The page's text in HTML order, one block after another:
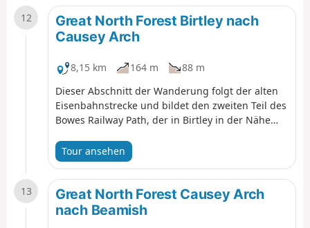
12
Great North Forest Birtley nach
Causey Arch
8,15 km 164 m
88 m
Dieser Abschnitt der Wanderung folgt der alten
Eisenbahnstrecke und bildet den zweiten Teil des
Bowes Railway Path, der in Birtley in der Nähe
Flaschenzügen, mit denen Kohlewaggons
bergauf gezogen wurden) beginnt und durch
offenes Ackerland zum Tanfield Railway und
Causey Arch, der ältesten noch erhaltenen
Eisenbahnbrücke mit einer einzigen Spannweite,
Tour ansehen
13
Great North Forest Causey Arch
nach Beamish